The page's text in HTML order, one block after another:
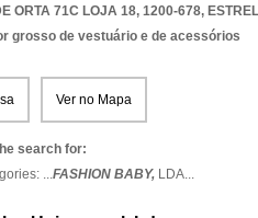
ORTA 71C LOJA 18, 1200-678,
grosso de vestuário e de acessórios
Ver no Mapa
search for:
...FASHION BABY, LDA...